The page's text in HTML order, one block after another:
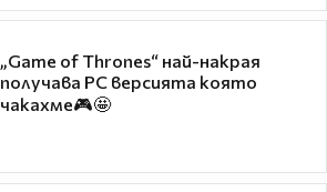
„Game of Thrones“ най-накрая
получава PC версията която
чакахме🎮🤩